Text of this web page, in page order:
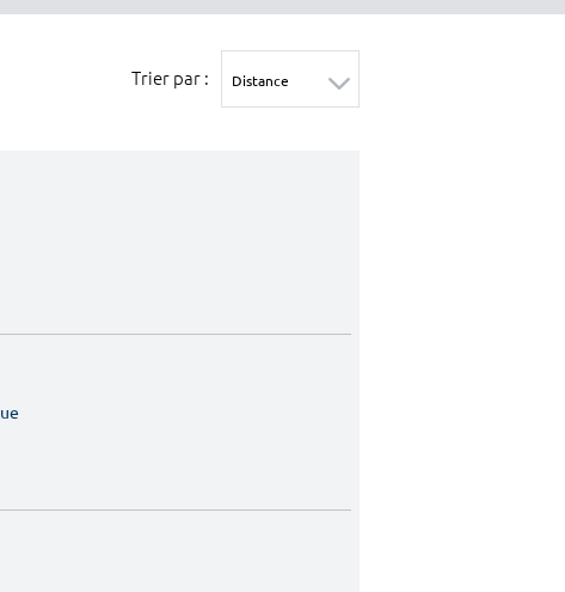
Trier par :